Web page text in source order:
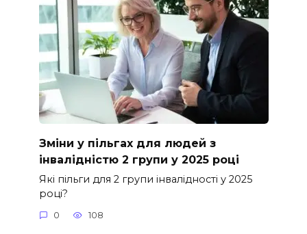
Зміни у пільгах для людей з
інвалідністю 2 групи у 2025 році
Які пільги для 2 групи інвалідності у 2025
році?
0 108